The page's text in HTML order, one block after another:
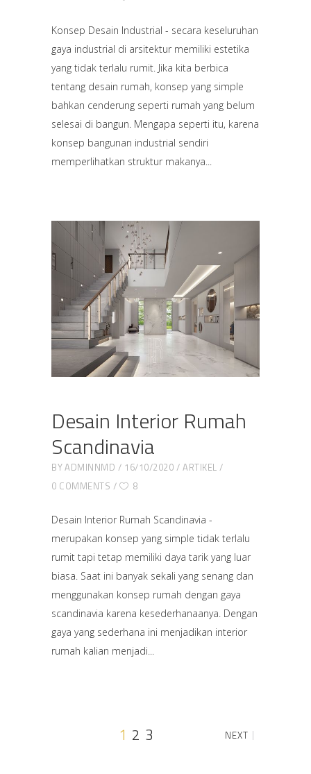
Konsep Desain Industrial - secara keseluruhan
gaya industrial di arsitektur memiliki estetika
yang tidak terlalu rumit. Jika kita berbica
tentang desain rumah, konsep yang simple
bahkan cenderung seperti rumah yang belum
selesai di bangun. Mengapa seperti itu, karena
konsep bangunan industrial sendiri
memperlihatkan struktur makanya
Desain Interior Rumah
Scandinavia
BYADMINNMD 16/10/2020
ARTIKEL
0 COMMENTS
8
Desain Interior Rumah Scandinavia -
merupakan konsep yang simple tidak terlalu
rumit tapi tetap memiliki daya tarik yang luar
biasa. Saat ini banyak sekali yang senang dan
menggunakan konsep rumah dengan gaya
scandinavia karena kesederhanaanya. Dengan
gaya yang sederhana ini menjadikan interior
rumah kalian menjadi
1 2 3 NEXT